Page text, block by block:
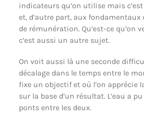
indicateurs qu’on utilise mais
et, d’autre part, aux fondamentaux
de rémunération. Qu’est-ce qu’on
c’est aussi un autre sujet.
On voit aussi là une seconde
décalage dans le temps entre le
fixe un objectif et où l’on apprécie
sur la base d’un résultat. L’eau a
ponts entre les deux.